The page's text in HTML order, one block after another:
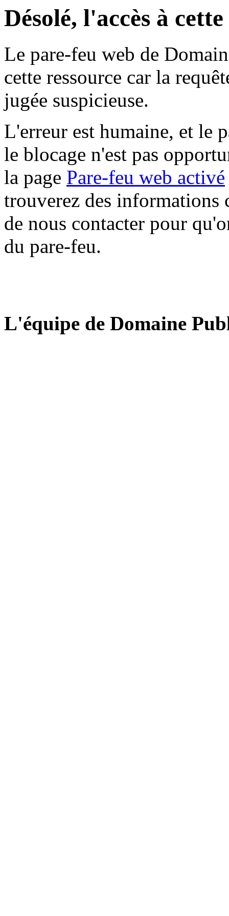
Désolé, l'accès à
Le pare-feu web de
cette ressource car la
jugée suspicieuse.
L'erreur est humaine, et le
le blocage n'est pas
la page Pare-feu web activé
trouverez des informations
de nous contacter pour
du pare-feu.
L'équipe de Domaine